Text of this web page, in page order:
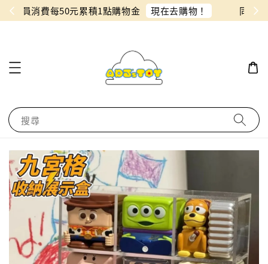
！ 同月份預購單免費合併！只需付一筆運費
搜尋